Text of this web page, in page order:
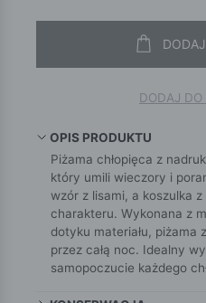
DODAJ
OPIS PRODUKTU
Piżama chłopięca z
który umili wieczory i
wzór z lisami, a koszulka
charakteru. Wykonana z
dotyku materiału, piżama
przez całą noc. Idealny
samopoczucie każdego